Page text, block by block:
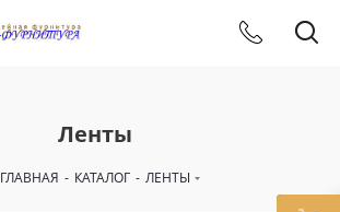
Ленты
ГЛАВНАЯ - КАТАЛОГ - ЛЕНТЫ